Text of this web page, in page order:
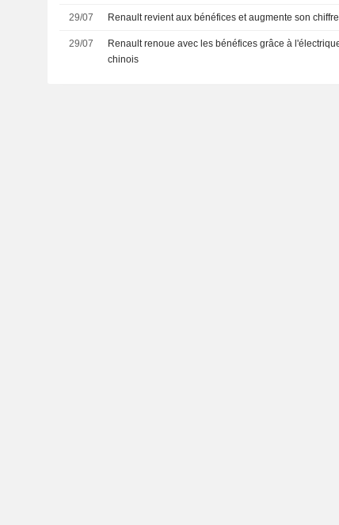
29/07 Renault revient aux bénéfices et augmente son
29/07
Renault renoue avec les bénéfices grâce à
chinois